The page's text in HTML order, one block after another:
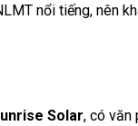
nổi tiếng, nên
Solar, có văn